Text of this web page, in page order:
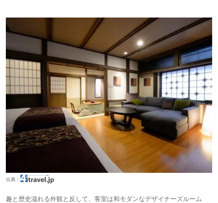
出典：
趣と歴史溢れる外観と反して、客室は和モダンなデザイナーズルーム